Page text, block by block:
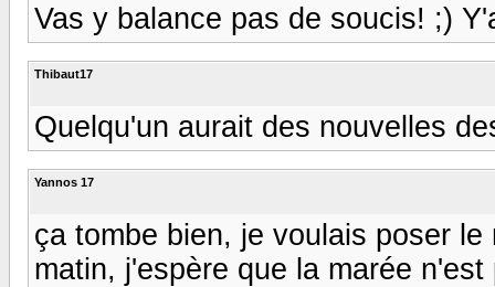
Vas y balance pas de soucis! ;)
Thibaut17
Quelqu'un aurait des nouvelles
Yannos 17
ça tombe bien, je voulais poser
matin, j'espère que la marée